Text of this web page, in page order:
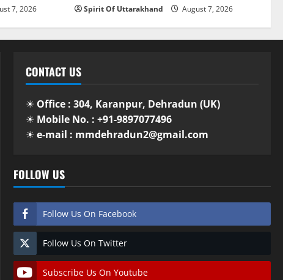
7, 2026 Spirit Of Uttarakhand August 7, 2026
CONTACT US
☀ Office : 304, Karanpur, Dehradun (UK)
☀ Mobile No. : +91-9897077496
☀ e-mail : mmdehradun2@gmail.com
FOLLOW US
Follow Us On Facebook
Follow Us On Twitter
Subscribe Us On Youtube